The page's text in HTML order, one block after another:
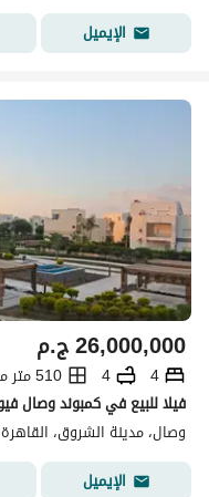
الإيميل
ج.م26,000,000
4
4
510 متر مربع
وصال، مدينة الشروق، القاهرة
الإيميل